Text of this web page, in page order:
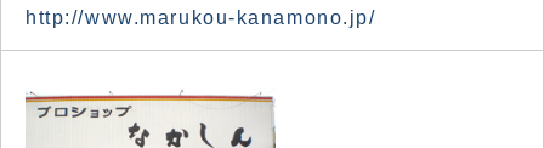
http://www.marukou-kanamono.jp/